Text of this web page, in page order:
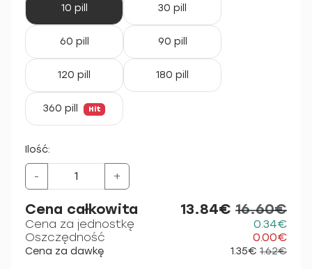
10 pill 30 pill
60 pill 90 pill
120 pill 180 pill
360 pill Hit
Ilość:
- +
Cena całkowita 13.84€ 16.60€
Cena za jednostkę
0.34€
Oszczędność
0.00€
Cena za dawkę 1.35€ 1.62€